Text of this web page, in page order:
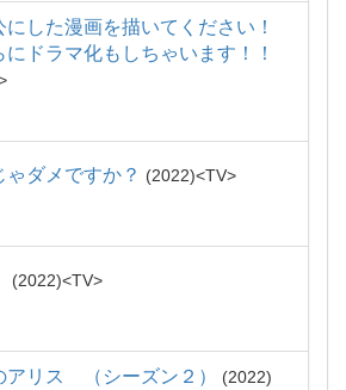
した漫画を描いてください！
にドラマ化もしちゃいます！！
ゃダメですか？ 2022 TV
2022 TV
アリス （シーズン２）
2022